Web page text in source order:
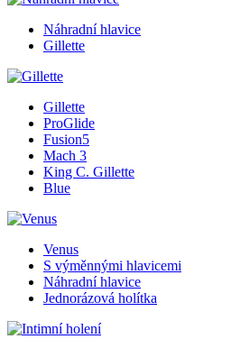
Náhradní hlavice
Gillette
Gillette
ProGlide
Fusion5
Mach 3
King C. Gillette
Blue
Venus
S výměnnými hlavicemi
Náhradní hlavice
Jednorázová holítka